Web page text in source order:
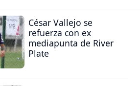
César Vallejo se
refuerza con ex
mediapunta de River
Plate